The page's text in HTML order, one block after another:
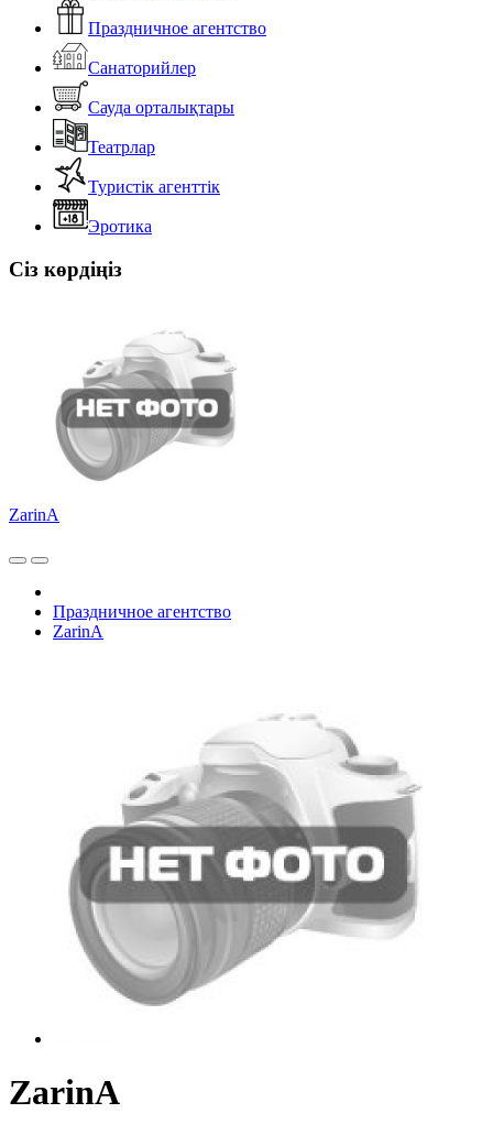
Праздничное агентство
Санаторийлер
Сауда орталықтары
Театрлар
Туристік агенттік
Эротика
Сіз көрдіңіз
ZarinA
Праздничное агентство
ZarinA
ZarinA